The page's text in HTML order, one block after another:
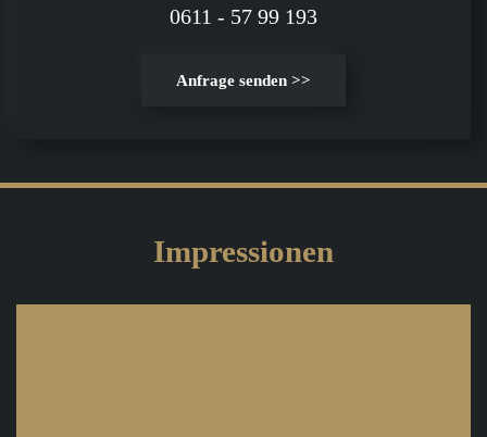
0611 - 57 99 193
Anfrage senden >>
Impressionen